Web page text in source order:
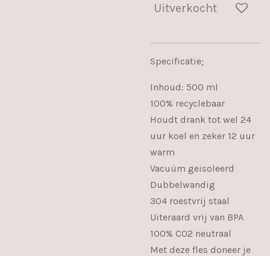
Uitverkocht
Specificatie;
Inhoud: 500 ml
100% recyclebaar
Houdt drank tot wel 24
uur koel en zeker 12 uur
warm
Vacuüm geisoleerd
Dubbelwandig
304 roestvrij staal
Uiteraard vrij van BPA
100% C02 neutraal
Met deze fles doneer je